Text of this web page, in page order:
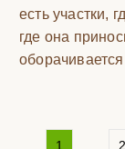
есть участки,
где она
1 2